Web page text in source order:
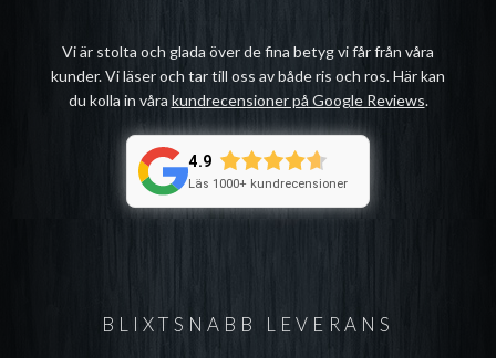
BLIXTSNABB LEVERANS
Vi är stolta och glada över de fina betyg vi får från våra
kunder. Vi läser och tar till oss av både ris och ros. Här kan
du kolla in våra kundrecensioner på Google Reviews.
4.9
Läs 1000+ kundrecensioner